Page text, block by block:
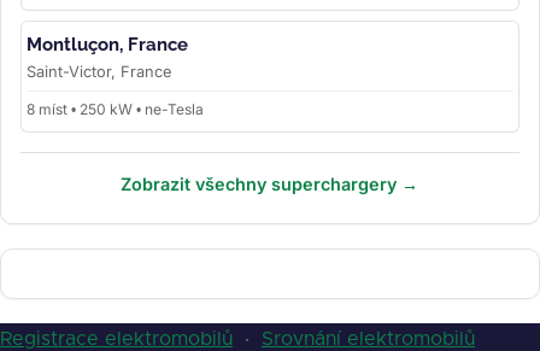
Montluçon, France
Saint-Victor, France
8 míst • 250 kW • ne-Tesla
Zobrazit všechny superchargery →
Registrace elektromobilů · Srovnání elektromobilů